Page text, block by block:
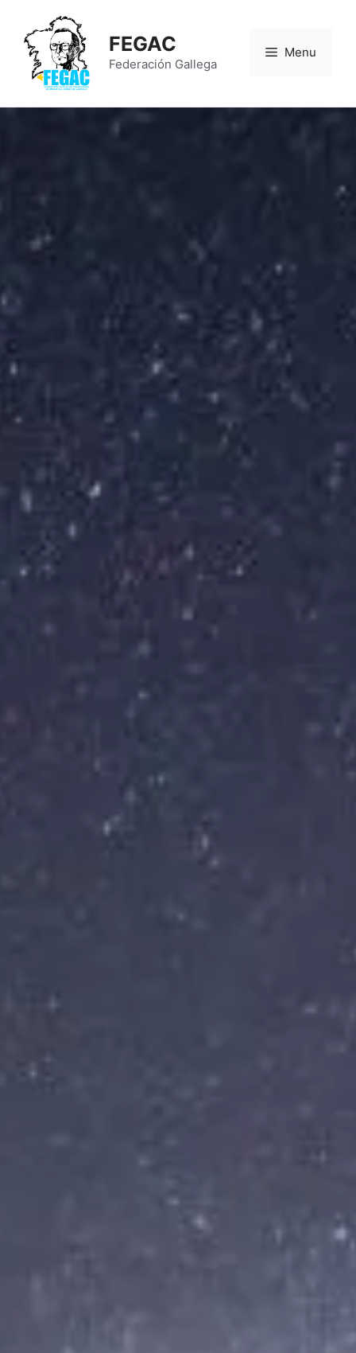
FEGAC
Federación Gallega
Menu